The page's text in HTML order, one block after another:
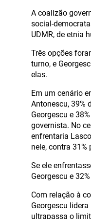
A coalizão
social-
UDMR, de etnia
Três opções
turno, e
elas.
Em um cenário
Antonescu, 39%
Georgescu e
governista. No
enfrentaria
nele, contra 31%
Se ele
Georgescu e
Com relação à
Georgescu
ultrapassa o